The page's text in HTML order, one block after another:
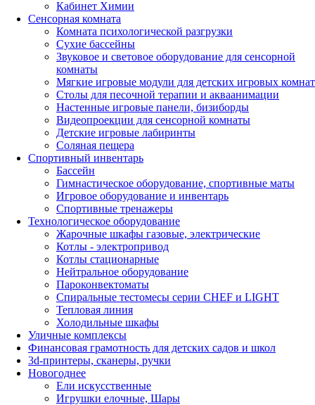
Кабинет Химии
Сенсорная комната
Комната психологической разгрузки
Сухие бассейны
Звуковое и световое оборудование для сенсорной
комнаты
Мягкие игровые модули для детских игровых комнат
Столы для песочной терапии и акваанимации
Настенные игровые панели, бизиборды
Видеопроекции для сенсорной комнаты
Детские игровые лабиринты
Соляная пещера
Спортивный инвентарь
Бассейн
Гимнастическое оборудование, спортивные маты
Игровое оборудование и инвентарь
Спортивные тренажеры
Технологическое оборудование
Жарочные шкафы газовые, электрические
Котлы - электропривод
Котлы стационарные
Нейтральное оборудование
Пароконвектоматы
Спиральные тестомесы серии CHEF и LIGHT
Тепловая линия
Холодильные шкафы
Уличные комплексы
Финансовая грамотность для детских садов и школ
3d-принтеры, сканеры, ручки
Новогоднее
Ели искусственные
Игрушки елочные, Шары